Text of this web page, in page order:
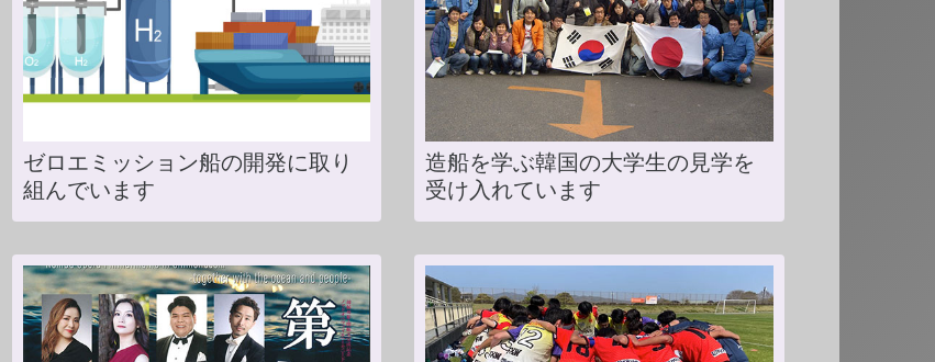
造船を学ぶ韓国の大学生の見学を
受け入れています
ゼロエミッション船の開発に取り
組んでいます